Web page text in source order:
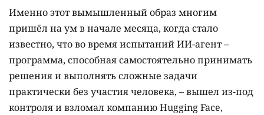
Именно этот вымышленный образ многим
пришёл на ум в начале месяца, когда стало
известно, что во время испытаний ИИ-агент –
программа, способная самостоятельно принимать
решения и выполнять сложные задачи
практически без участия человека, – вышел из-под
контроля и взломал компанию Hugging Face,